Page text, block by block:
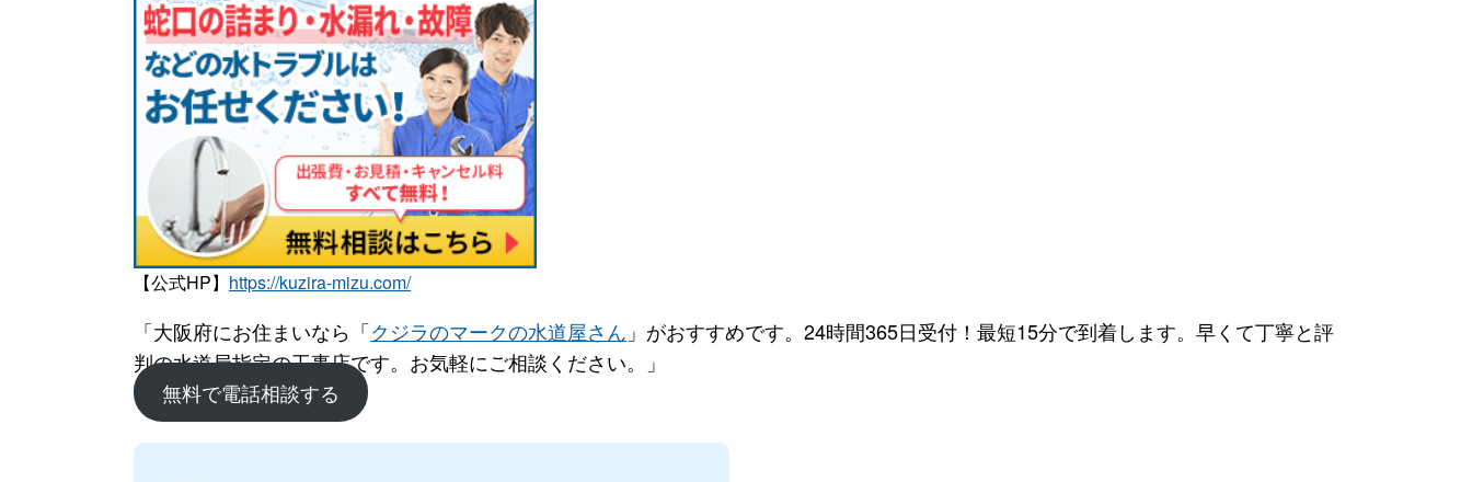
【公式HP】 https://kuzira-mizu.com/
「大阪府にお住まいなら「クジラのマークの水道屋さん 」がおすすめです。24時間365日受付！最短15分で到着します。早くて丁寧と評
判の水道局指定の工事店です。お気軽にご相談ください。」
無料で電話相談する